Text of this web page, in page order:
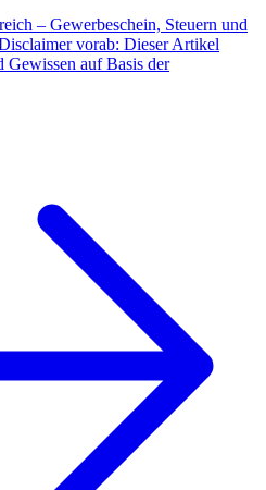
– Gewerbeschein, Steuern und
vorab: Dieser Artikel
Gewissen auf Basis der